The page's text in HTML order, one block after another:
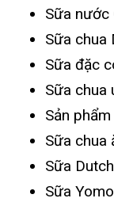
Sữa nước
Sữa chua
Sữa đặc
Sữa chua
Sản
Sữa chua
Sữa
Sữa